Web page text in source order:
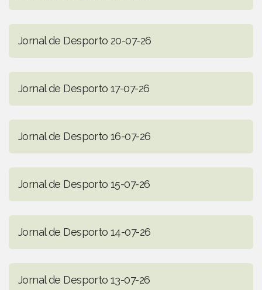
Jornal de Desporto 20-07-26
Jornal de Desporto 17-07-26
Jornal de Desporto 16-07-26
Jornal de Desporto 15-07-26
Jornal de Desporto 14-07-26
Jornal de Desporto 13-07-26